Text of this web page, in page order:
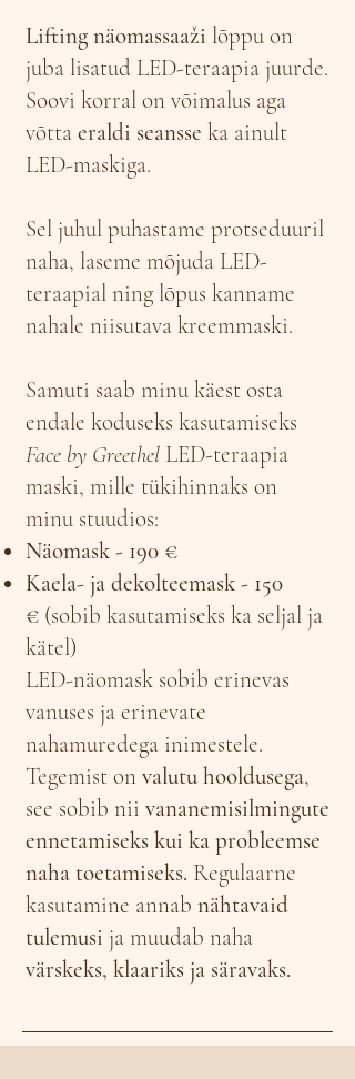
Lifting näomassaaži lõppu on
juba lisatud LED-teraapia juurde.
Soovi korral on võimalus aga
võtta eraldi seansse ka ainult
LED-maskiga.
Sel juhul puhastame protseduuril
naha, laseme mõjuda LED-
teraapial ning lõpus kanname
nahale niisutava kreemmaski.
Samuti saab minu käest osta
endale koduseks kasutamiseks
Face by Greethel LED-teraapia
maski, mille tükihinnaks on
minu stuudios:
Näomask - 190 €
Kaela- ja dekolteemask - 150
€ (sobib kasutamiseks ka seljal ja
kätel)
LED-näomask sobib erinevas
vanuses ja erinevate
nahamuredega inimestele.
Tegemist on valutu hooldusega,
see sobib nii vananemisilmingute
ennetamiseks kui ka probleemse
naha toetamiseks. Regulaarne
kasutamine annab nähtavaid
tulemusi ja muudab naha
värskeks, klaariks ja säravaks.